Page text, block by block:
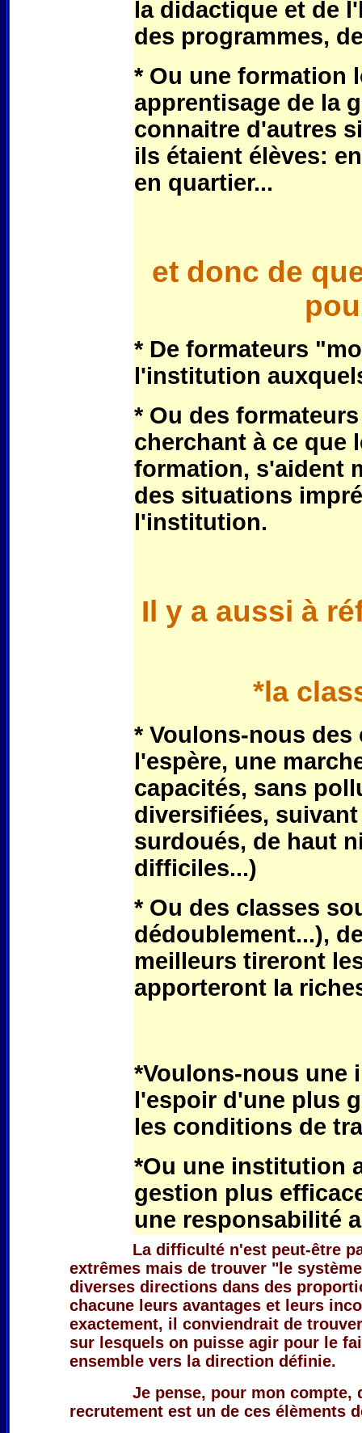
la didactique et de
des programmes,
* Ou une formation
apprentisage de la
connaitre d'autres
ils étaient élèves:
en quartier...
et donc de
* De formateurs
l'institution
* Ou des
cherchant à ce que
formation, s'aident
des situations
l'institution.
Il y a aussi à
*la
* Voulons-nous
l'espère, une
capacités, sans
diversifiées,
surdoués, de haut
difficiles...)
* Ou des classes
dédoublement...),
meilleurs tireront
apporteront la
*Voulons-nous une
l'espoir d'une plus
les conditions de
*Ou une institution
gestion plus
une responsabilité
La difficulté n'est peut-être
extrêmes mais de trouver "le
diverses directions dans des
chacune leurs avantages et leurs
exactement, il conviendrait de
sur lesquels on puisse agir pour le
ensemble vers la direction définie.
Je pense, pour mon compte,
recrutement est un de ces élèments